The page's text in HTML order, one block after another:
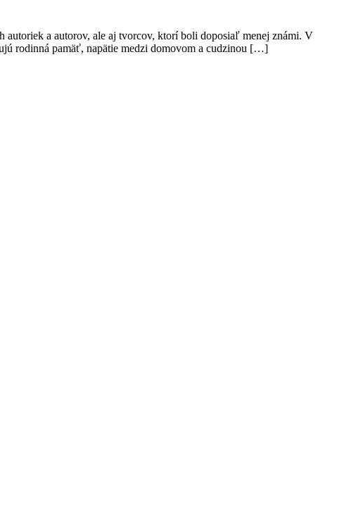
autoriek a autorov, ale aj tvorcov, ktorí boli doposiaľ menej známi. V
rodinná pamäť, napätie medzi domovom a cudzinou […]